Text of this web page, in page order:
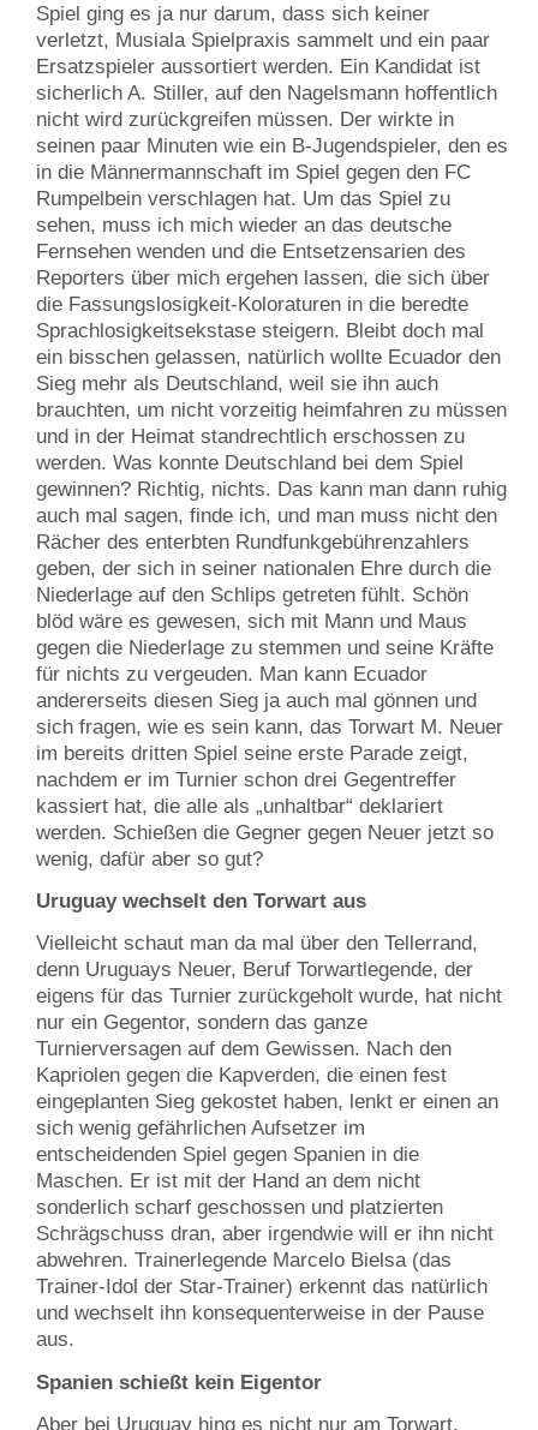
Spiel ging es ja nur darum, dass sich keiner
verletzt, Musiala Spielpraxis sammelt und ein paar
Ersatzspieler aussortiert werden. Ein Kandidat ist
sicherlich A. Stiller, auf den Nagelsmann hoffentlich
nicht wird zurückgreifen müssen. Der wirkte in
seinen paar Minuten wie ein B-Jugendspieler, den es
in die Männermannschaft im Spiel gegen den FC
Rumpelbein verschlagen hat. Um das Spiel zu
sehen, muss ich mich wieder an das deutsche
Fernsehen wenden und die Entsetzensarien des
Reporters über mich ergehen lassen, die sich über
die Fassungslosigkeit-Koloraturen in die beredte
Sprachlosigkeitsekstase steigern. Bleibt doch mal
ein bisschen gelassen, natürlich wollte Ecuador den
Sieg mehr als Deutschland, weil sie ihn auch
brauchten, um nicht vorzeitig heimfahren zu müssen
und in der Heimat standrechtlich erschossen zu
werden. Was konnte Deutschland bei dem Spiel
gewinnen? Richtig, nichts. Das kann man dann ruhig
auch mal sagen, finde ich, und man muss nicht den
Rächer des enterbten Rundfunkgebührenzahlers
geben, der sich in seiner nationalen Ehre durch die
Niederlage auf den Schlips getreten fühlt. Schön
blöd wäre es gewesen, sich mit Mann und Maus
gegen die Niederlage zu stemmen und seine Kräfte
für nichts zu vergeuden. Man kann Ecuador
andererseits diesen Sieg ja auch mal gönnen und
sich fragen, wie es sein kann, das Torwart M. Neuer
im bereits dritten Spiel seine erste Parade zeigt,
nachdem er im Turnier schon drei Gegentreffer
kassiert hat, die alle als „unhaltbar“ deklariert
werden. Schießen die Gegner gegen Neuer jetzt so
wenig, dafür aber so gut?
Uruguay wechselt den Torwart aus
Vielleicht schaut man da mal über den Tellerrand,
denn Uruguays Neuer, Beruf Torwartlegende, der
eigens für das Turnier zurückgeholt wurde, hat nicht
nur ein Gegentor, sondern das ganze
Turnierversagen auf dem Gewissen. Nach den
Kapriolen gegen die Kapverden, die einen fest
eingeplanten Sieg gekostet haben, lenkt er einen an
sich wenig gefährlichen Aufsetzer im
entscheidenden Spiel gegen Spanien in die
Maschen. Er ist mit der Hand an dem nicht
sonderlich scharf geschossen und platzierten
Schrägschuss dran, aber irgendwie will er ihn nicht
abwehren. Trainerlegende Marcelo Bielsa (das
Trainer-Idol der Star-Trainer) erkennt das natürlich
und wechselt ihn konsequenterweise in der Pause
aus.
Spanien schießt kein Eigentor
Aber bei Uruguay hing es nicht nur am Torwart,